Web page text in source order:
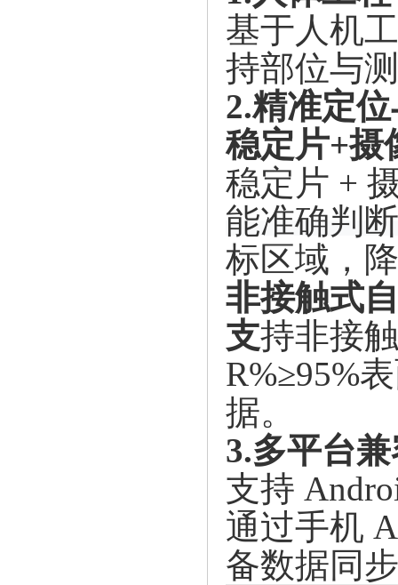
基于人机
持部位与
2.精准定
稳定片+摄
稳定片 +
能准确判
标区域，
非接触式
支持非接
R%≥95%
据。
3.多平台
支持
通过手机
备数据同